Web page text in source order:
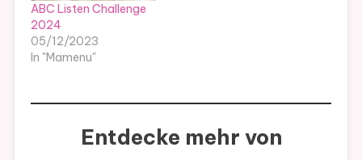
ABC Listen Challenge
2024
05/12/2023
In "Mamenu"
Entdecke mehr von